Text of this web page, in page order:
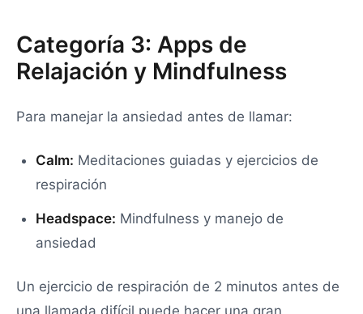
Categoría 3: Apps de
Relajación y Mindfulness
Para manejar la ansiedad antes de llamar:
Calm: Meditaciones guiadas y ejercicios de
respiración
Headspace: Mindfulness y manejo de
ansiedad
Un ejercicio de respiración de 2 minutos antes de
una llamada difícil puede hacer una gran